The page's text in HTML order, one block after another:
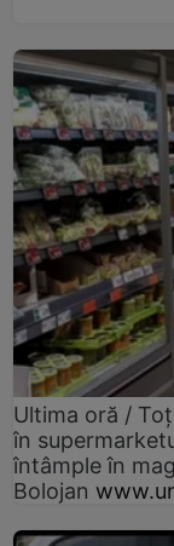
Ultima oră /
în
întâmple în
Bolojan